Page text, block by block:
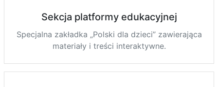
Sekcja platformy edukacyjnej
Specjalna zakładka „Polski dla dzieci” zawierająca
materiały i treści interaktywne.